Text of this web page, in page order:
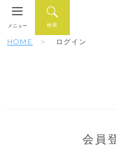
検索
メニュー
HOME ログイン
会員